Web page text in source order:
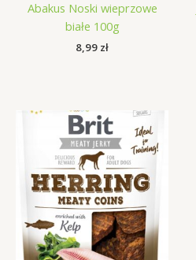
Abakus Noski wieprzowe
białe 100g
8,99 zł